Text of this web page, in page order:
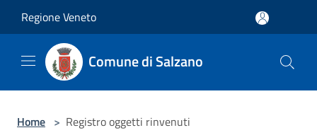
Regione Veneto
Comune di Salzano
Home > Registro oggetti rinvenuti